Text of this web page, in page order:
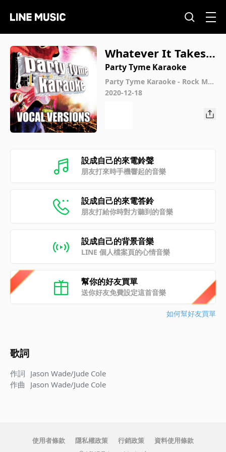
Whatever It Takes
(Made Popular By Li
fehouse) [Vocal Ver
sion]
Party Tyme Karaoke
Party Tyme Karaoke - Rock Mal
e Hits 5 (Vocal Versions)
2020-12-18
設成自己的來電鈴聲
朋友打來時手機響起的音樂
設成自己的來電答鈴
朋友打給你時對方聽到的音樂
設成自己的背景音樂
LINE 個人檔案頁的心情音樂
幫你的好友買單
送你好友免費設定這首音樂
如何幫好友買單
歌詞
作詞 Jason Wade/Jude Cole
作曲
Jason Wade/Jude Cole
使用者條款 隱私權政策 行銷政策
資料使用條款